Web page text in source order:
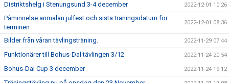
Distriktshelg i Stenungsund 3-4 december 2022-12-01 10:26
Påminnelse anmälan julfest och sista träningsdatum för
terminen
2022-12-01 08:36
Bilder från våran tävlingsträning. 2022-11-29 07:44
Funktionärer till Bohus-Dal tävlingen 3/12 2022-11-24 20:54
Bohus-Dal Cup 3 december 2022-11-24 19:12